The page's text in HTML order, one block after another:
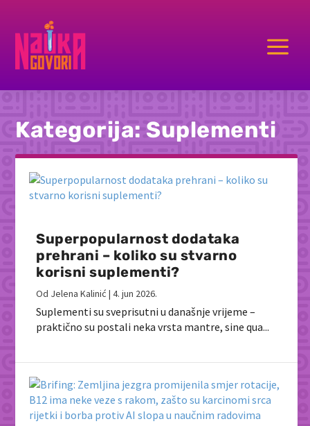
a
Kategorija: Suplementi
Superpopularnost dodataka
prehrani – koliko su stvarno
korisni suplementi?
Od Jelena Kalinić |4. jun 2026.
Suplementi su sveprisutni u današnje vrijeme –
praktično su postali neka vrsta mantre, sine qua...